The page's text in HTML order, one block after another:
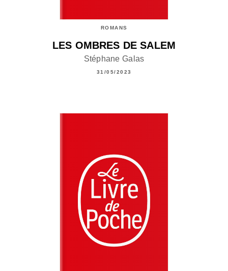
ROMANS
LES OMBRES DE SALEM
Stéphane Galas
31/05/2023